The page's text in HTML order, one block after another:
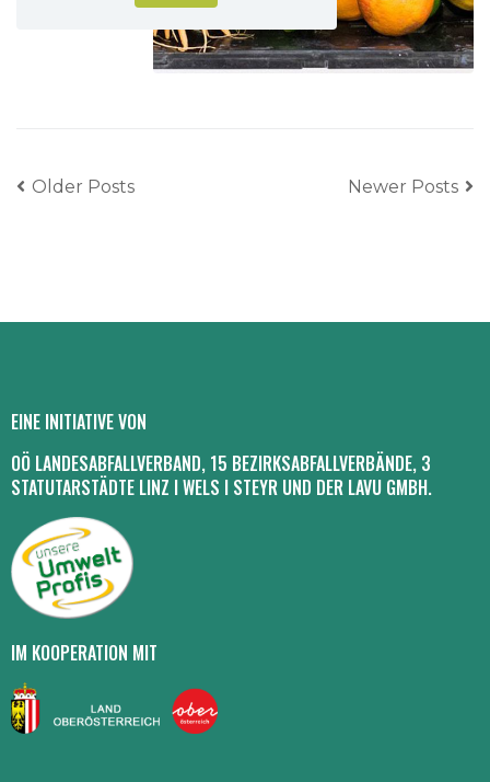
Older Posts Newer Posts
EINE INITIATIVE VON
OÖ LANDESABFALLVERBAND, 15 BEZIRKSABFALLVERBÄNDE, 3
STATUTARSTÄDTE LINZ I WELS I STEYR UND DER LAVU GMBH.
IM KOOPERATION MIT